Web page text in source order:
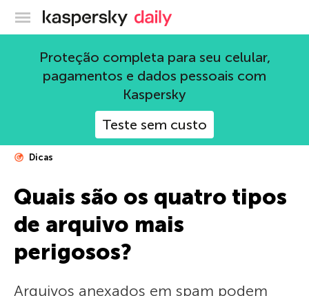
Blog oficial da Kaspersky
Proteção completa para seu celular,
pagamentos e dados pessoais com
Kaspersky
Teste sem custo
Dicas
Quais são os quatro tipos
de arquivo mais
perigosos?
Arquivos anexados em spam podem